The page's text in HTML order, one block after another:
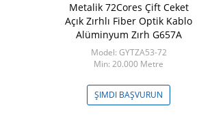
Metalik 72Cores Çift Ceket
Açık Zırhlı Fiber Optik Kablo
Alüminyum Zırh G657A
Model: GYTZA53-72
Min: 20.000 Metre
ŞIMDI BAŞVURUN